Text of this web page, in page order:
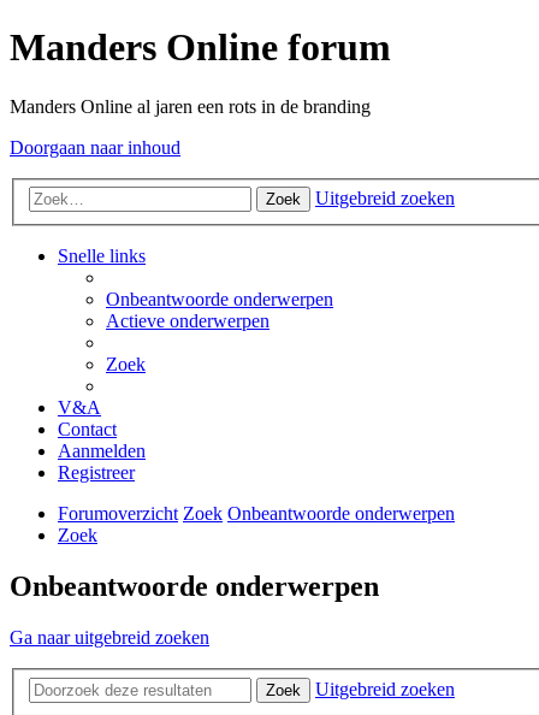
Manders Online forum
Manders Online al jaren een rots in de branding
Doorgaan naar inhoud
Zoek Uitgebreid zoeken
Snelle links
Onbeantwoorde onderwerpen
Actieve onderwerpen
Zoek
V&A
Contact
Aanmelden
Registreer
Forumoverzicht Zoek Onbeantwoorde onderwerpen
Zoek
Onbeantwoorde onderwerpen
Ga naar uitgebreid zoeken
Zoek
Uitgebreid zoeken